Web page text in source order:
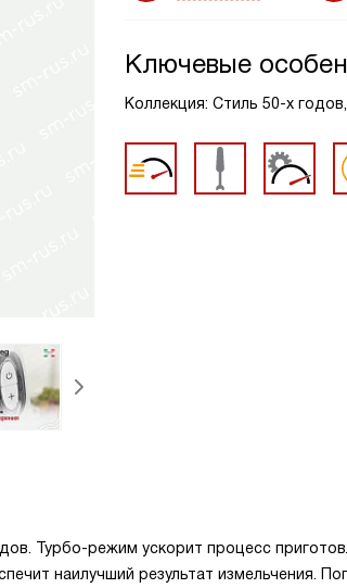
Ключевые
Коллекция: Стиль 50-х
Турбо-режим ускорит процесс
наилучший результат измельчения.